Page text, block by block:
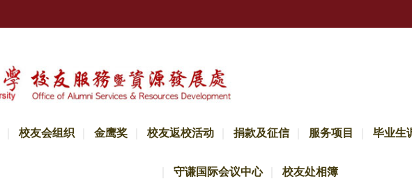
校友会组织 金鹰奖 校友返校活动 捐款及征信 服务项目 毕业生
守谦国际会议中心 校友处相簿